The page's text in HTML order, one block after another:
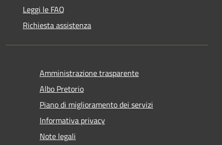
Leggi le FAQ
Richiesta assistenza
Amministrazione trasparente
Albo Pretorio
Piano di miglioramento dei servizi
Informativa privacy
Note legali